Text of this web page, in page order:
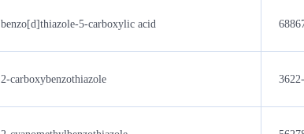
benzo[d]thiazole-5-carboxylic acid
2-carboxybenzothiazole